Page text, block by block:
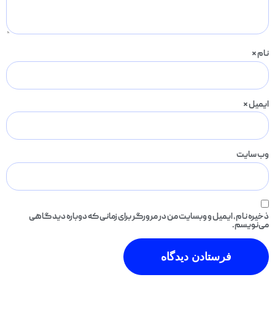
نام*
ایمیل*
وب‌ سایت
ذخیره نام، ایمیل و وبسایت من در مرورگر برای زمانی که دوباره دیدگاهی
می‌نویسم.